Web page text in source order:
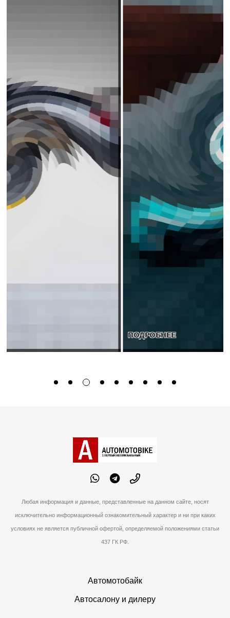
Афиша и заведения
Любая информация и данные, представленные на данном сайте, носят
исключительно информационный ознакомительный характер и ни при каких
условиях не является публичной офертой, определяемой положениями статьи
437 ГК РФ.
Автомотобайк
Автосалону и дилеру